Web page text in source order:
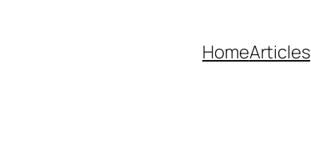
HomeArticles